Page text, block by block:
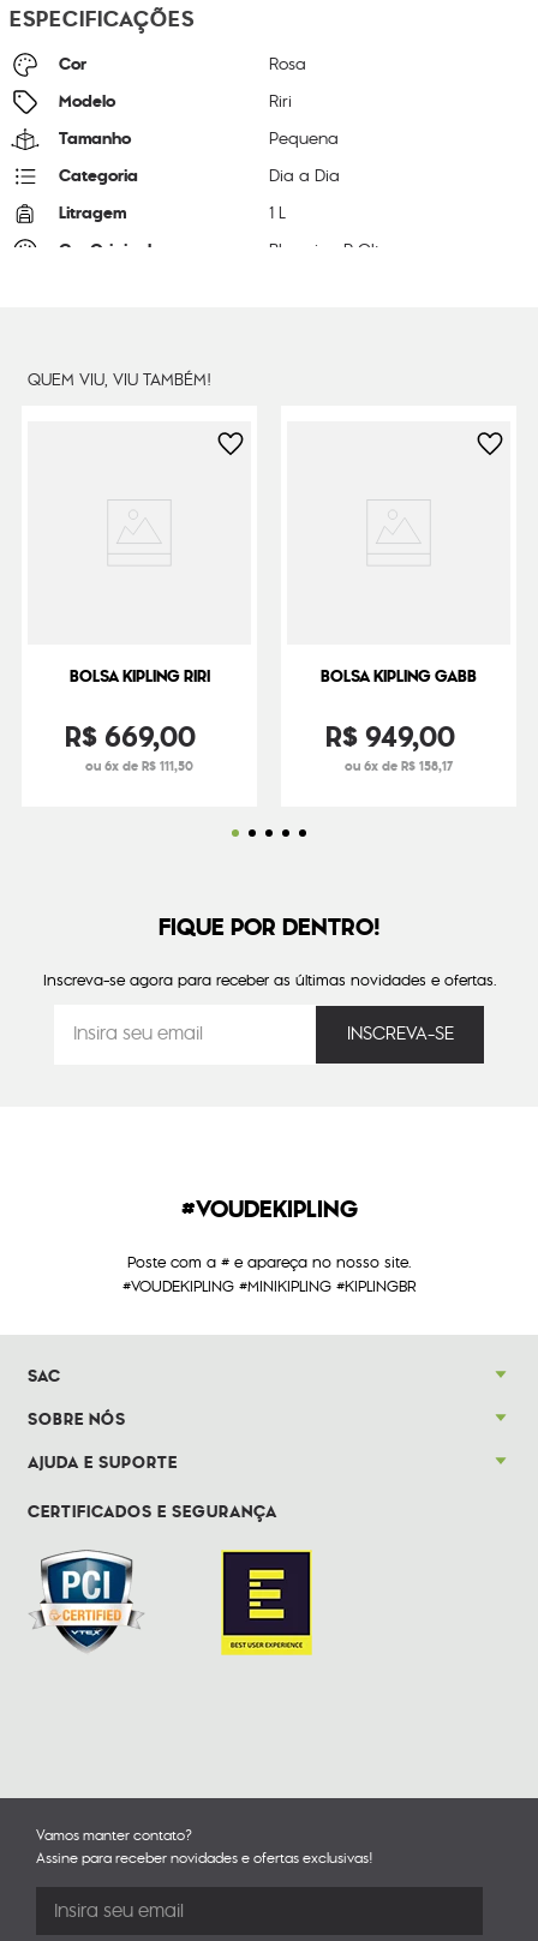
ESPECIFICAÇÕES
Cor Rosa
Modelo Riri
Tamanho Pequena
Categoria Dia a Dia
Litragem 1 L
Cor Original Blooming P Qlt
QUEM VIU, VIU TAMBÉM!
BOLSA KIPLING RIRI
R$669,00
ou 6x de R$ 111,50
BOLSA KIPLING GABB
R$949,00
ou 6x de R$ 158,17
FIQUE POR DENTRO!
Inscreva-se agora para receber as últimas novidades e ofertas.
#VOUDEKIPLING
Poste com a # e apareça no nosso site.
#VOUDEKIPLING #MINIKIPLING #KIPLINGBR
SAC
SOBRE NÓS
AJUDA E SUPORTE
CERTIFICADOS E SEGURANÇA
Vamos manter contato?
Assine para receber novidades e ofertas exclusivas!